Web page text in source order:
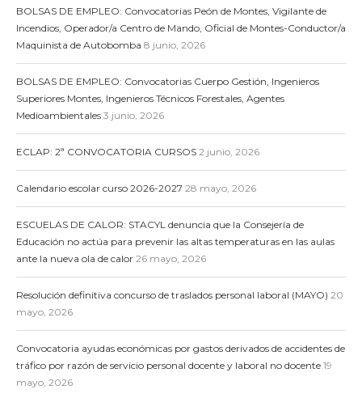
BOLSAS DE EMPLEO: Convocatorias Peón de Montes, Vigilante de
Incendios, Operador/a Centro de Mando, Oficial de Montes-Conductor/a
Maquinista de Autobomba 8 junio, 2026
BOLSAS DE EMPLEO: Convocatorias Cuerpo Gestión, Ingenieros
Superiores Montes, Ingenieros Técnicos Forestales, Agentes
Medioambientales 3 junio, 2026
ECLAP: 2ª CONVOCATORIA CURSOS 2 junio, 2026
Calendario escolar curso 2026-2027 28 mayo, 2026
ESCUELAS DE CALOR: STACYL denuncia que la Consejería de
Educación no actúa para prevenir las altas temperaturas en las aulas
ante la nueva ola de calor 26 mayo, 2026
Resolución definitiva concurso de traslados personal laboral (MAYO) 20
mayo, 2026
Convocatoria ayudas económicas por gastos derivados de accidentes de
tráfico por razón de servicio personal docente y laboral no docente 19
mayo, 2026